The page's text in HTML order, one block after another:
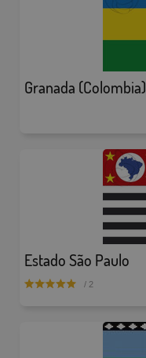
Granada (Colombia)
Estado São Paulo
/ 2